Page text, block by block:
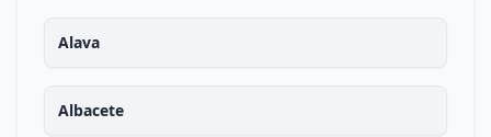
Alava
Albacete